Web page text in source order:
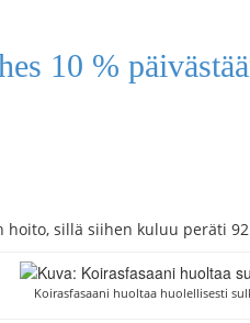
10 %
sillä siihen kuluu peräti
Koirasfasaani huoltaa huolellisesti